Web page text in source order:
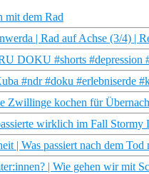
mit dem Rad
| Rad auf Achse (3/4) |
DOKU #shorts
#ndr #doku #erlebniserde
Zwillinge kochen für
wirklich im Fall
| Was passiert nach dem
| Wie gehen wir mit